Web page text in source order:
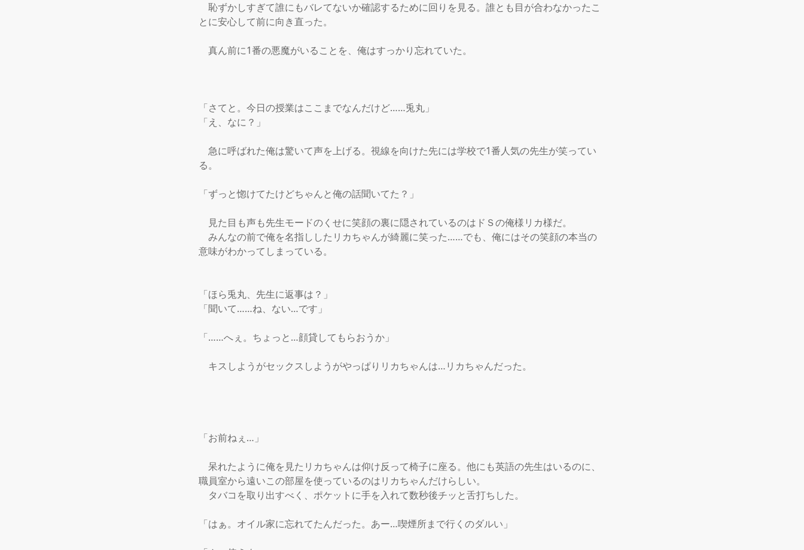
恥ずかしすぎて誰にもバレてないか確認するために回りを見る。誰とも目が合わなかったこ
とに安心して前に向き直った。
真ん前に1番の悪魔がいることを、俺はすっかり忘れていた。
「さてと。今日の授業はここまでなんだけど……兎丸」
「え、なに？」
急に呼ばれた俺は驚いて声を上げる。視線を向けた先には学校で1番人気の先生が笑ってい
る。
「ずっと惚けてたけどちゃんと俺の話聞いてた？」
見た目も声も先生モードのくせに笑顔の裏に隠されているのはドＳの俺様リカ様だ。
みんなの前で俺を名指ししたリカちゃんが綺麗に笑った……でも、俺にはその笑顔の本当の
意味がわかってしまっている。
「ほら兎丸、先生に返事は？」
「聞いて……ね、ない…です」
「……へぇ。ちょっと…顔貸してもらおうか」
キスしようがセックスしようがやっぱりリカちゃんは…リカちゃんだった。
「お前ねぇ…」
呆れたように俺を見たリカちゃんは仰け反って椅子に座る。他にも英語の先生はいるのに、
職員室から遠いこの部屋を使っているのはリカちゃんだけらしい。
タバコを取り出すべく、ポケットに手を入れて数秒後チッと舌打ちした。
「はぁ。オイル家に忘れてたんだった。あー…喫煙所まで行くのダルい」